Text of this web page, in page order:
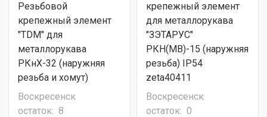
Резьбовой
крепежный элемент
"TDM" для
металлорукава
РКнХ-32 (наружняя
резьба и хомут)
Воскресенск
остаток: 8
крепежный элемент
для металлорукава
"ЗЭТАРУС"
РКН(МВ)-15 (наружняя
резьба) IP54
zeta40411
Воскресенск
остаток: 0